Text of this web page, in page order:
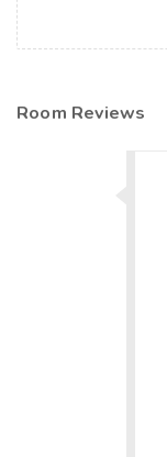
Room Reviews